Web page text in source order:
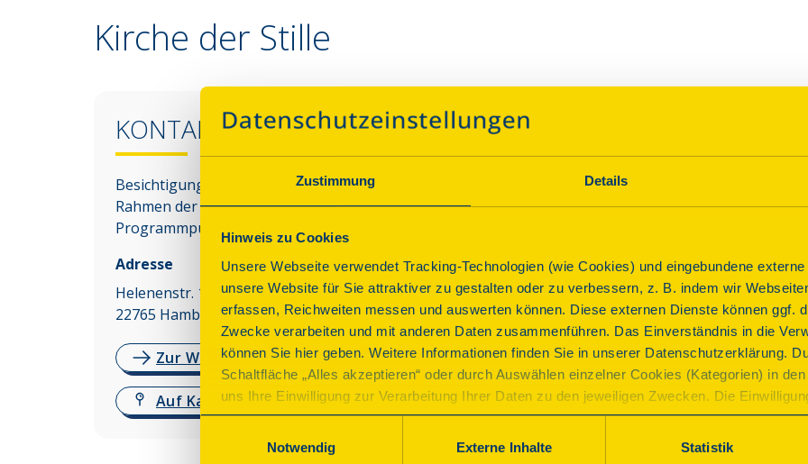
Zustimmung Details
Hinweis zu Cookies
Unsere Webseite verwendet Tracking-Technologien (wie Cookies) und eingebundene
unsere Website für Sie attraktiver zu gestalten oder zu verbessern, z. B. indem wir
erfassen, Reichweiten messen und auswerten können. Diese externen Dienste können ggf.
Zwecke verarbeiten und mit anderen Daten zusammenführen. Das Einverständnis in die
können Sie hier geben. Weitere Informationen finden Sie in unserer Datenschutzerklärung.
Schaltfläche „Alles akzeptieren“ oder durch Auswählen einzelner Cookies (Kategorien) in
uns Ihre Einwilligung zur Verarbeitung Ihrer Daten zu den jeweiligen Zwecken. Die
des Onlineangebots nicht erforderlich und kann jederzeit aktualisiert oder widerrufen
mit „Speichern“ bestätigen, werden nur essenzielle Cookies auf der Webseite gesetzt, die
Notwendig
Externe Inhalte Statistik
Kirche der Stille
KONTAKT
Besichtigungen des Denkmals sind nur im
Rahmen der angebotenen
Programmpunkte möglich.
Adresse
Helenenstr. 14
22765 Hamburg
Zur Website
Auf Karte anzeigen
Über dieses Denkmal
Die Kirche der Stille gehört zur evangelisch-
neogotische Kirche wurde in eine Meditationskirche
Andachten, Kursen und Meditationen. Ein Kreis von 40
Programm
Besichtigung
Beginn